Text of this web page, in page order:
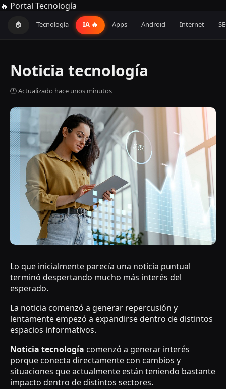
🔥 Portal Tecnología
🏠 Tecnología IA 🔥 Apps Android Internet
Noticia tecnología
🕒 Actualizado hace unos minutos
Lo que inicialmente parecía una noticia puntual
terminó despertando mucho más interés del
esperado.
La noticia comenzó a generar repercusión y
lentamente empezó a expandirse dentro de distintos
espacios informativos.
Noticia tecnología comenzó a generar interés
porque conecta directamente con cambios y
situaciones que actualmente están teniendo bastante
impacto dentro de distintos sectores.